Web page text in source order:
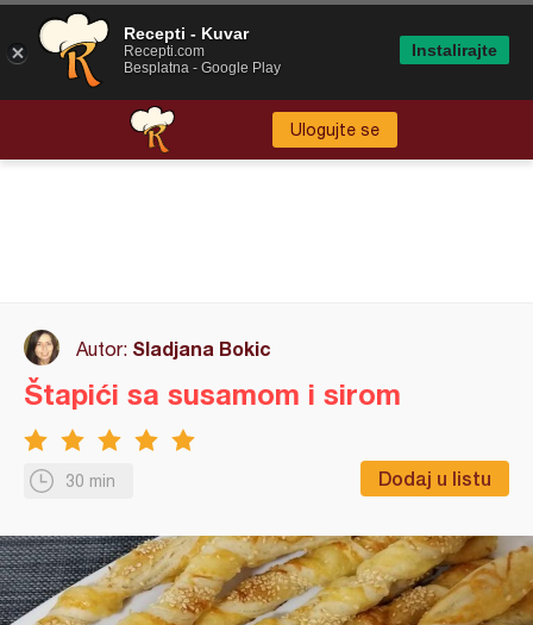
Ulogujte se
Autor: Sladjana Bokic
30 min Dodaj u listu
Štapići sa susamom i sirom
Recepti - Kuvar
Recepti.com
Besplatna - Google Play
Instalirajte